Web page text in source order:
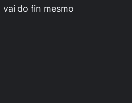
vai do fin mesmo